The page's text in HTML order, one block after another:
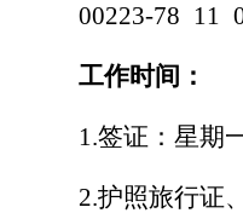
00223-78 11
工作时间：
1.签证 ： 星期
2.护照旅行证